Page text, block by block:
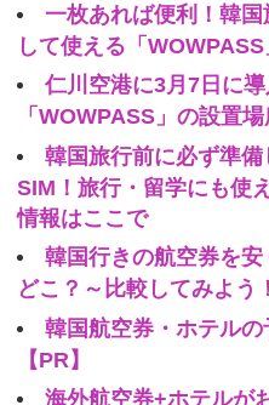
一枚あれば便利！韓
して使える「WOWPASS
仁川空港に3月7日に
「WOWPASS」の設置
韓国旅行前に必ず準
SIM！旅行・留学にも使
情報はここで
韓国行きの航空券を
どこ？～比較してみよう！
韓国航空券・ホテル
【PR】
海外航空券+ホテルが